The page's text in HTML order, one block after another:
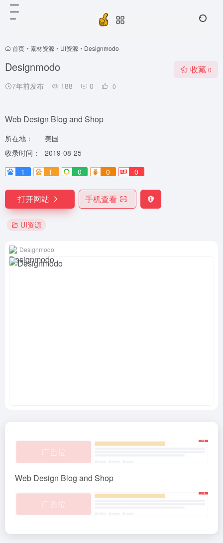
首页 • 素材资源 • UI资源 • Designmodo
Designmodo
7年前发布 188 0 0
收藏 0
Web Design Blog and Shop
所在地：
美国
收录时间：
2019-08-25
1
1- 0 0 0
打开网站 手机查看
UI资源
Designmodo
Web Design Blog and Shop